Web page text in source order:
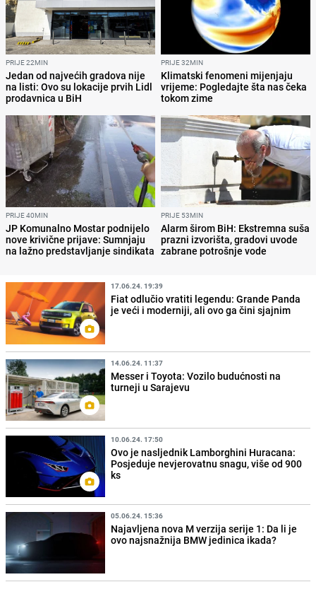
PRIJE 22MIN
Jedan od najvećih gradova nije
na listi: Ovo su lokacije prvih Lidl
prodavnica u BiH
PRIJE 32MIN
Klimatski fenomeni mijenjaju
vrijeme: Pogledajte šta nas čeka
tokom zime
PRIJE 40MIN
JP Komunalno Mostar podnijelo
nove krivične prijave: Sumnjaju
na lažno predstavljanje sindikata
PRIJE 53MIN
Alarm širom BiH: Ekstremna suša
prazni izvorišta, gradovi uvode
zabrane potrošnje vode
17.06.24. 19:39
Fiat odlučio vratiti legendu: Grande Panda
je veći i moderniji, ali ovo ga čini sjajnim
14.06.24. 11:37
Messer i Toyota: Vozilo budućnosti na
turneji u Sarajevu
10.06.24. 17:50
Ovo je nasljednik Lamborghini Huracana:
Posjeduje nevjerovatnu snagu, više od 900
ks
05.06.24. 15:36
Najavljena nova M verzija serije 1: Da li je
ovo najsnažnija BMW jedinica ikada?